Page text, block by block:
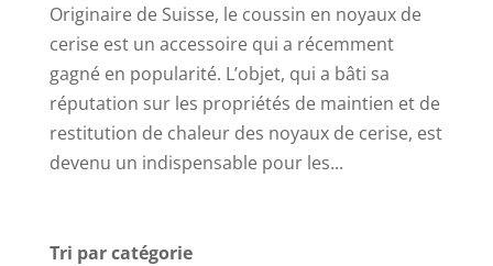
Originaire de Suisse, le coussin en noyaux de
cerise est un accessoire qui a récemment
gagné en popularité. L’objet, qui a bâti sa
réputation sur les propriétés de maintien et de
restitution de chaleur des noyaux de cerise, est
devenu un indispensable pour les...
Tri par catégorie